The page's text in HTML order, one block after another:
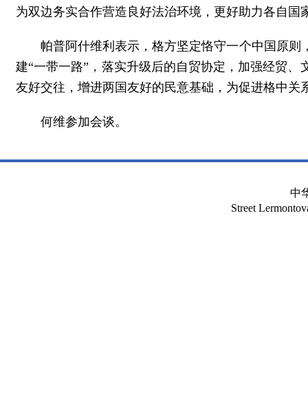
为双边务实合作营造良好法治环境，更好助力各自
帕普阿什维利表示，格方坚定恪守一个中国原
建“一带一路”，落实升级后的自贸协定，加强经贸
友好交往，增进两国友好的民意基础，为促进格中关
何维参加会谈。
中
Street